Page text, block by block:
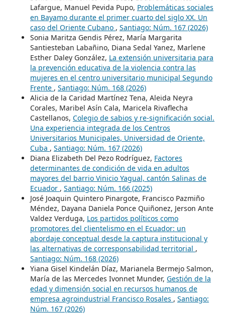
Lafargue, Manuel Pevida Pupo, Problemáticas sociales
en Bayamo durante el primer cuarto del siglo XX. Un
caso del Oriente Cubano , Santiago: Núm. 167 (2026)
Sonia Maritza Gendis Pérez, María Margarita
Santiesteban Labañino, Diana Sedal Yanez, Marlene
Esther Daley González, La extensión universitaria para
la prevención educativa de la violencia contra las
mujeres en el centro universitario municipal Segundo
Frente , Santiago: Núm. 168 (2026)
Alicia de la Caridad Martínez Tena, Aleida Neyra
Corales, Maribel Asín Cala, Maricela Rivaflecha
Castellanos, Colegio de sabios y re-significación social.
Una experiencia integrada de los Centros
Universitarios Municipales, Universidad de Oriente,
Cuba , Santiago: Núm. 167 (2026)
Diana Elizabeth Del Pezo Rodríguez, Factores
determinantes de condición de vida en adultos
mayores del barrio Vinicio Yagual, cantón Salinas de
Ecuador , Santiago: Núm. 166 (2025)
José Joaquin Quintero Pinargote, Francisco Pazmiño
Méndez, Dayana Daniela Ponce Quiñonez, Jerson Ante
Valdez Verduga, Los partidos políticos como
promotores del clientelismo en el Ecuador: un
abordaje conceptual desde la captura institucional y
las alternativas de corresponsabilidad territorial ,
Santiago: Núm. 168 (2026)
Yiana Gisel Kindelán Díaz, Marianela Bermejo Salmon,
María de las Mercedes Ivonnet Munder, Gestión de la
edad y dimensión social en recursos humanos de
empresa agroindustrial Francisco Rosales , Santiago:
Núm. 167 (2026)